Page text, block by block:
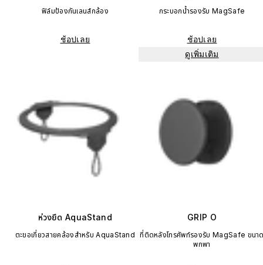
ฟิล์มป้องกันเลนส์กล้อง
ช้อปเลย
กระบอกน้ำรองรับ MagSafe
ช้อปเลย
ดูเพิ่มเติม
ห่วงยึด AquaStand
ตะขอเกี่ยวสายคล้องสำหรับ AquaStand
GRIP O
ที่ติดหลังโทรศัพท์รองรับ MagSafe ขนา
พกพา